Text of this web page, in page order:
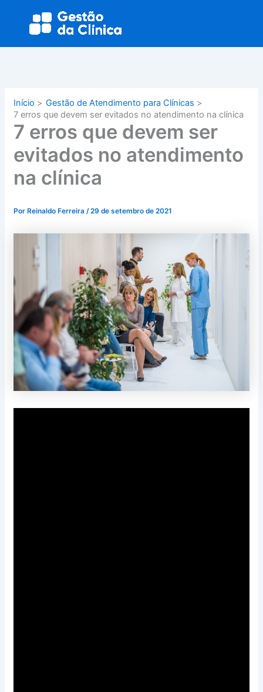
conteúdo
Início
Gestão de Atendimento para Clínicas
7 erros que devem ser evitados no atendimento na clínica
7 erros que devem ser
evitados no atendimento
na clínica
Por Reinaldo Ferreira /29 de setembro de 2021